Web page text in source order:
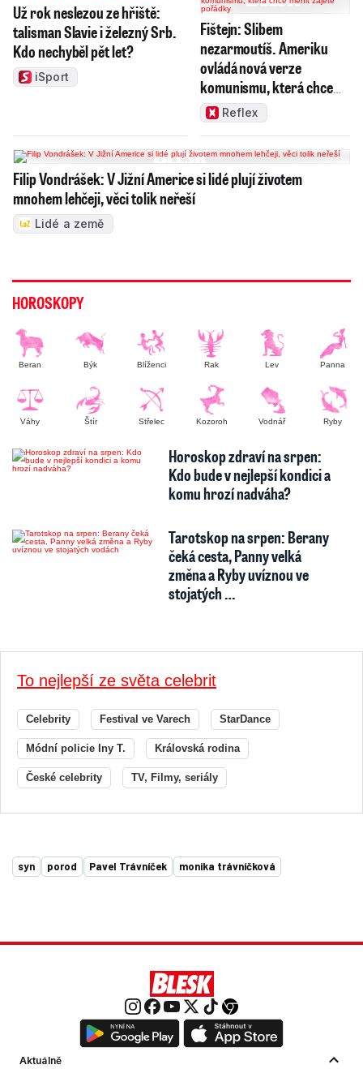
Už rok neslezou ze hřiště:
talisman Slavie i železný Srb.
Kdo nechyběl pět let?
iSport
Fištejn: Slibem
nezarmoutíš. Ameriku
ovládá nová verze
komunismu, která chce
měnit zajeté pořádky
Reflex
Filip Vondrášek: V Jižní Americe si lidé plují životem
mnohem lehčeji, věci tolik neřeší
Lidé a země
HOROSKOPY
Beran Býk Blíženci Rak Lev Panna
Váhy Štír Střelec Kozoroh Vodnář Ryby
Horoskop zdraví na srpen:
Kdo bude v nejlepší kondici a
komu hrozí nadváha?
Tarotskop na srpen: Berany
čeká cesta, Panny velká
změna a Ryby uvíznou ve
stojatých …
To nejlepší ze světa celebrit
Celebrity Festival ve Varech StarDance
Módní policie Iny T. Královská rodina
České celebrity TV, Filmy, seriály
syn porod Pavel Trávníček monika trávníčková
Aktuálně